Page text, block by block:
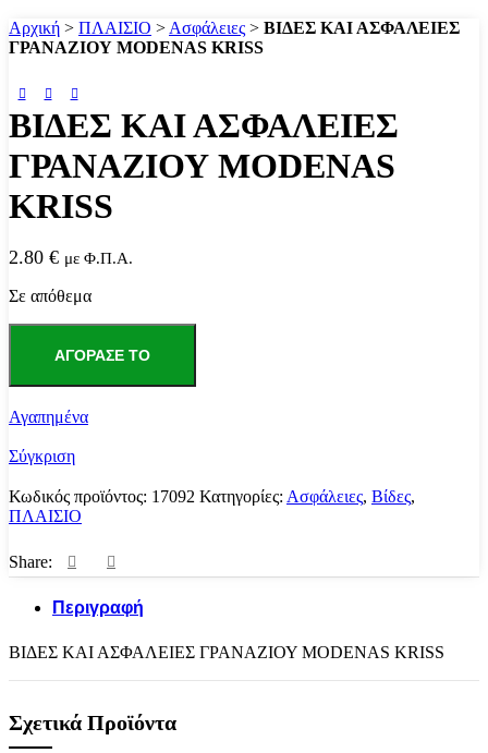
Αρχική > ΠΛΑΙΣΙΟ > Ασφάλειες > ΒΙΔΕΣ ΚΑΙ ΑΣΦΑΛΕΙΕΣ
ΓΡΑΝΑΖΙΟΥ MODENAS KRISS
ΒΙΔΕΣ ΚΑΙ ΑΣΦΑΛΕΙΕΣ
ΓΡΑΝΑΖΙΟΥ MODENAS
KRISS
2.80 € με Φ.Π.Α.
Σε απόθεμα
ΒΙΔΕΣ
ΓΡΑΝΑΖΙΟΥ
MODENAS
KRISS
ποσότητα
ΑΓΌΡΑΣΕ ΤΟ
Αγαπημένα
Σύγκριση
Κωδικός προϊόντος: 17092 Κατηγορίες: Ασφάλειες, Βίδες,
ΠΛΑΙΣΙΟ
Share:
Περιγραφή
ΒΙΔΕΣ ΚΑΙ ΑΣΦΑΛΕΙΕΣ ΓΡΑΝΑΖΙΟΥ MODENAS KRISS
Σχετικά Προϊόντα